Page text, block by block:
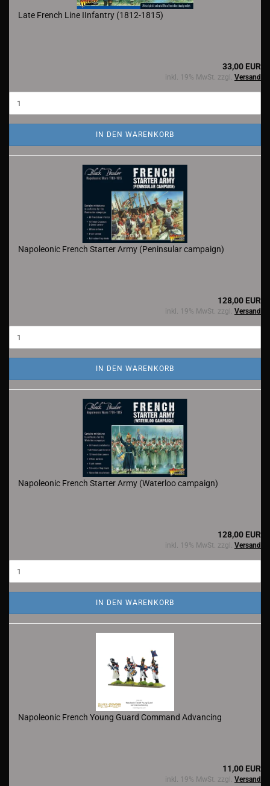
Late French Line IInfantry (1812-1815)
33,00 EUR
inkl. 19% MwSt. zzgl. Versand
IN DEN WARENKORB
Napoleonic French Starter Army (Peninsular campaign)
128,00 EUR
inkl. 19% MwSt. zzgl. Versand
IN DEN WARENKORB
Napoleonic French Starter Army (Waterloo campaign)
128,00 EUR
inkl. 19% MwSt. zzgl. Versand
IN DEN WARENKORB
Napoleonic French Young Guard Command Advancing
11,00 EUR
inkl. 19% MwSt. zzgl. Versand